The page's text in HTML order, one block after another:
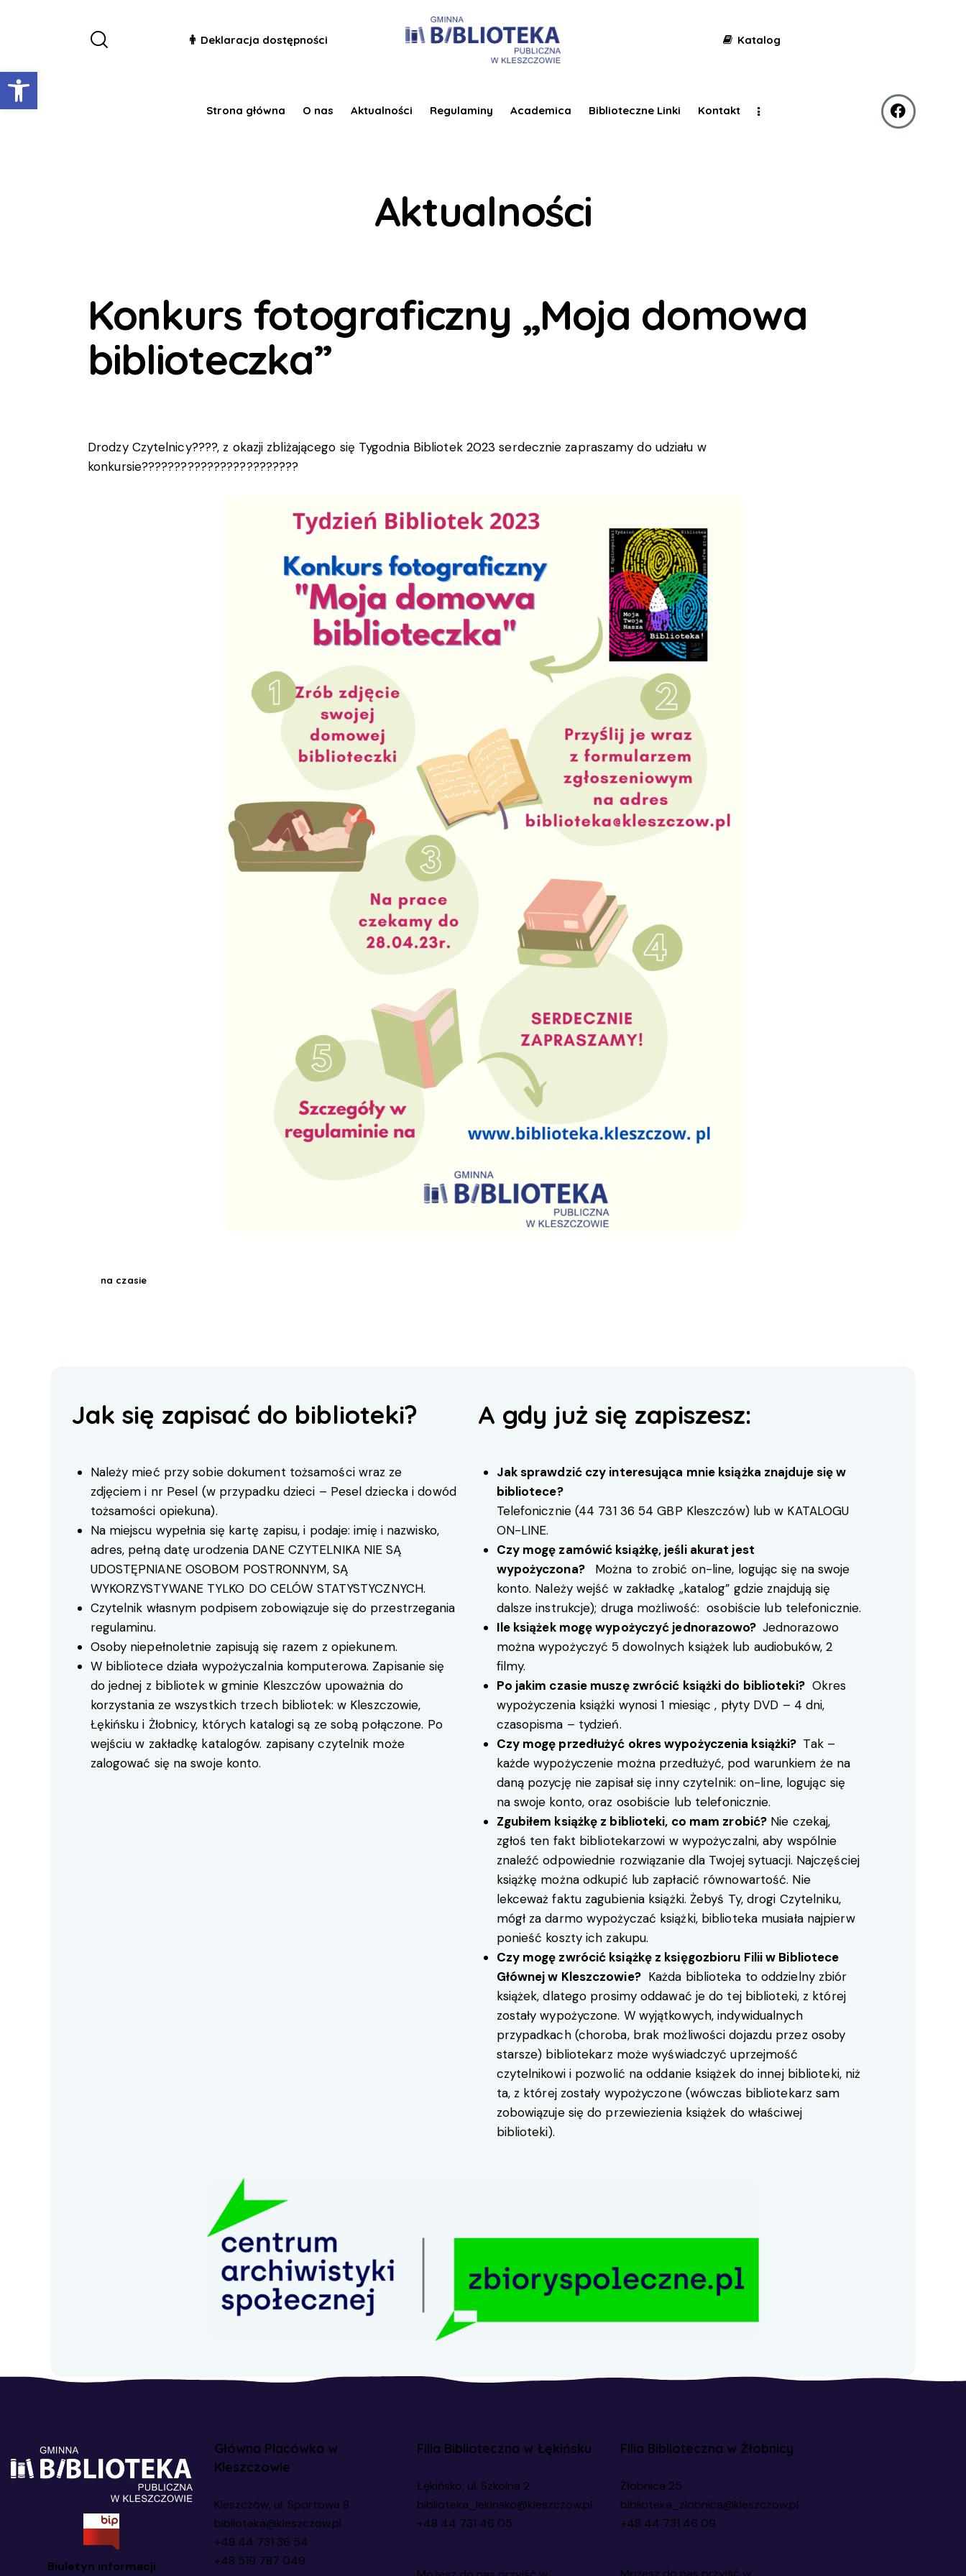
Otwórz pasek narzędzi
Deklaracja dostępności Katalog
Strona główna O nas Aktualności Regulaminy Academica Biblioteczne Linki Kontakt
Aktualności
Konkurs fotograficzny „Moja domowa
biblioteczka”
Drodzy Czytelnicy????, z okazji zbliżającego się Tygodnia Bibliotek 2023 serdecznie zapraszamy do udziału w
konkursie????????????????????????
na czasie
Jak się zapisać do biblioteki?
Należy mieć przy sobie dokument tożsamości wraz ze
zdjęciem i nr Pesel (w przypadku dzieci – Pesel dziecka i dowód
tożsamości opiekuna).
Na miejscu wypełnia się kartę zapisu, i podaje: imię i nazwisko,
adres, pełną datę urodzenia DANE CZYTELNIKA NIE SĄ
UDOSTĘPNIANE OSOBOM POSTRONNYM, SĄ
WYKORZYSTYWANE TYLKO DO CELÓW STATYSTYCZNYCH.
Czytelnik własnym podpisem zobowiązuje się do przestrzegania
regulaminu.
Osoby niepełnoletnie zapisują się razem z opiekunem.
W bibliotece działa wypożyczalnia komputerowa. Zapisanie się
do jednej z bibliotek w gminie Kleszczów upoważnia do
korzystania ze wszystkich trzech bibliotek: w Kleszczowie,
Łękińsku i Żłobnicy, których katalogi są ze sobą połączone. Po
wejściu w zakładkę katalogów. zapisany czytelnik może
zalogować się na swoje konto.
A gdy już się zapiszesz:
Jak sprawdzić czy interesująca mnie książka znajduje się w
bibliotece?
Telefonicznie (44 731 36 54 GBP Kleszczów) lub w KATALOGU
ON-LINE.
Czy mogę zamówić książkę, jeśli akurat jest
wypożyczona?
Można to zrobić on-line, logując się na swoje
konto. Należy wejść w zakładkę „katalog” gdzie znajdują się
dalsze instrukcje); druga możliwość: osobiście lub telefonicznie.
Ile książek mogę wypożyczyć jednorazowo? Jednorazowo
można wypożyczyć 5 dowolnych książek lub audiobuków, 2
filmy.
Po jakim czasie muszę zwrócić książki do biblioteki?Okres
wypożyczenia książki wynosi 1 miesiąc , płyty DVD – 4 dni,
czasopisma – tydzień.
Czy mogę przedłużyć okres wypożyczenia książki? Tak –
każde wypożyczenie można przedłużyć, pod warunkiem że na
daną pozycję nie zapisał się inny czytelnik: on-line, logując się
na swoje konto, oraz osobiście lub telefonicznie.
Zgubiłem książkę z biblioteki, co mam zrobić? Nie czekaj,
zgłoś ten fakt bibliotekarzowi w wypożyczalni, aby wspólnie
znaleźć odpowiednie rozwiązanie dla Twojej sytuacji. Najczęściej
książkę można odkupić lub zapłacić równowartość. Nie
lekceważ faktu zagubienia książki. Żebyś Ty, drogi Czytelniku,
mógł za darmo wypożyczać książki, biblioteka musiała najpierw
ponieść koszty ich zakupu.
Czy mogę zwrócić książkę z księgozbioru Filii w Bibliotece
Głównej w Kleszczowie?Każda biblioteka to oddzielny zbiór
książek, dlatego prosimy oddawać je do tej biblioteki, z której
zostały wypożyczone. W wyjątkowych, indywidualnych
przypadkach (choroba, brak możliwości dojazdu przez osoby
starsze) bibliotekarz może wyświadczyć uprzejmość
czytelnikowi i pozwolić na oddanie książek do innej biblioteki, niż
ta, z której zostały wypożyczone (wówczas bibliotekarz sam
zobowiązuje się do przewiezienia książek do właściwej
biblioteki).
Biuletyn informacji
Główna Placówka w
Kleszczowie
Kleszczów, ul. Sportowa 8
biblioteka@kleszczow.pl
+48 44 731 36 54
+48 519 787 049
Filia Biblioteczna w Łękińsku
Łękińsko, ul. Szkolna 2
biblioteka_lekinsko@kleszczow.pl
+48 44 731 46 05
Filia Biblioteczna w Żłobnicy
Żłobnica 25
biblioteka_zlobnica@kleszczow.pl
+48 44 731 46 09